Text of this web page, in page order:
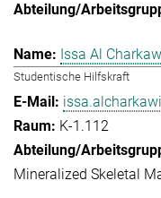
Issa Al
Studentische Hilfskraft
K-1.112
Mineralized Skeletal